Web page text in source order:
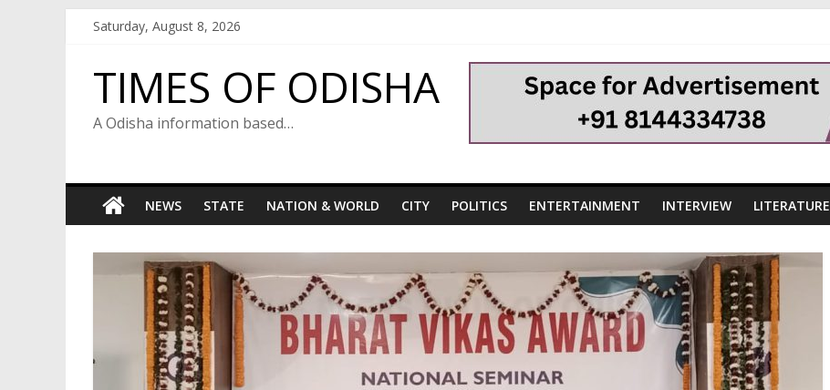
Saturday, August 8, 2026
TIMES OF ODISHA
A Odisha information based…
NEWS STATE NATION & WORLD CITY POLITICS ENTERTAINMENT INTERVIEW LITERATURE